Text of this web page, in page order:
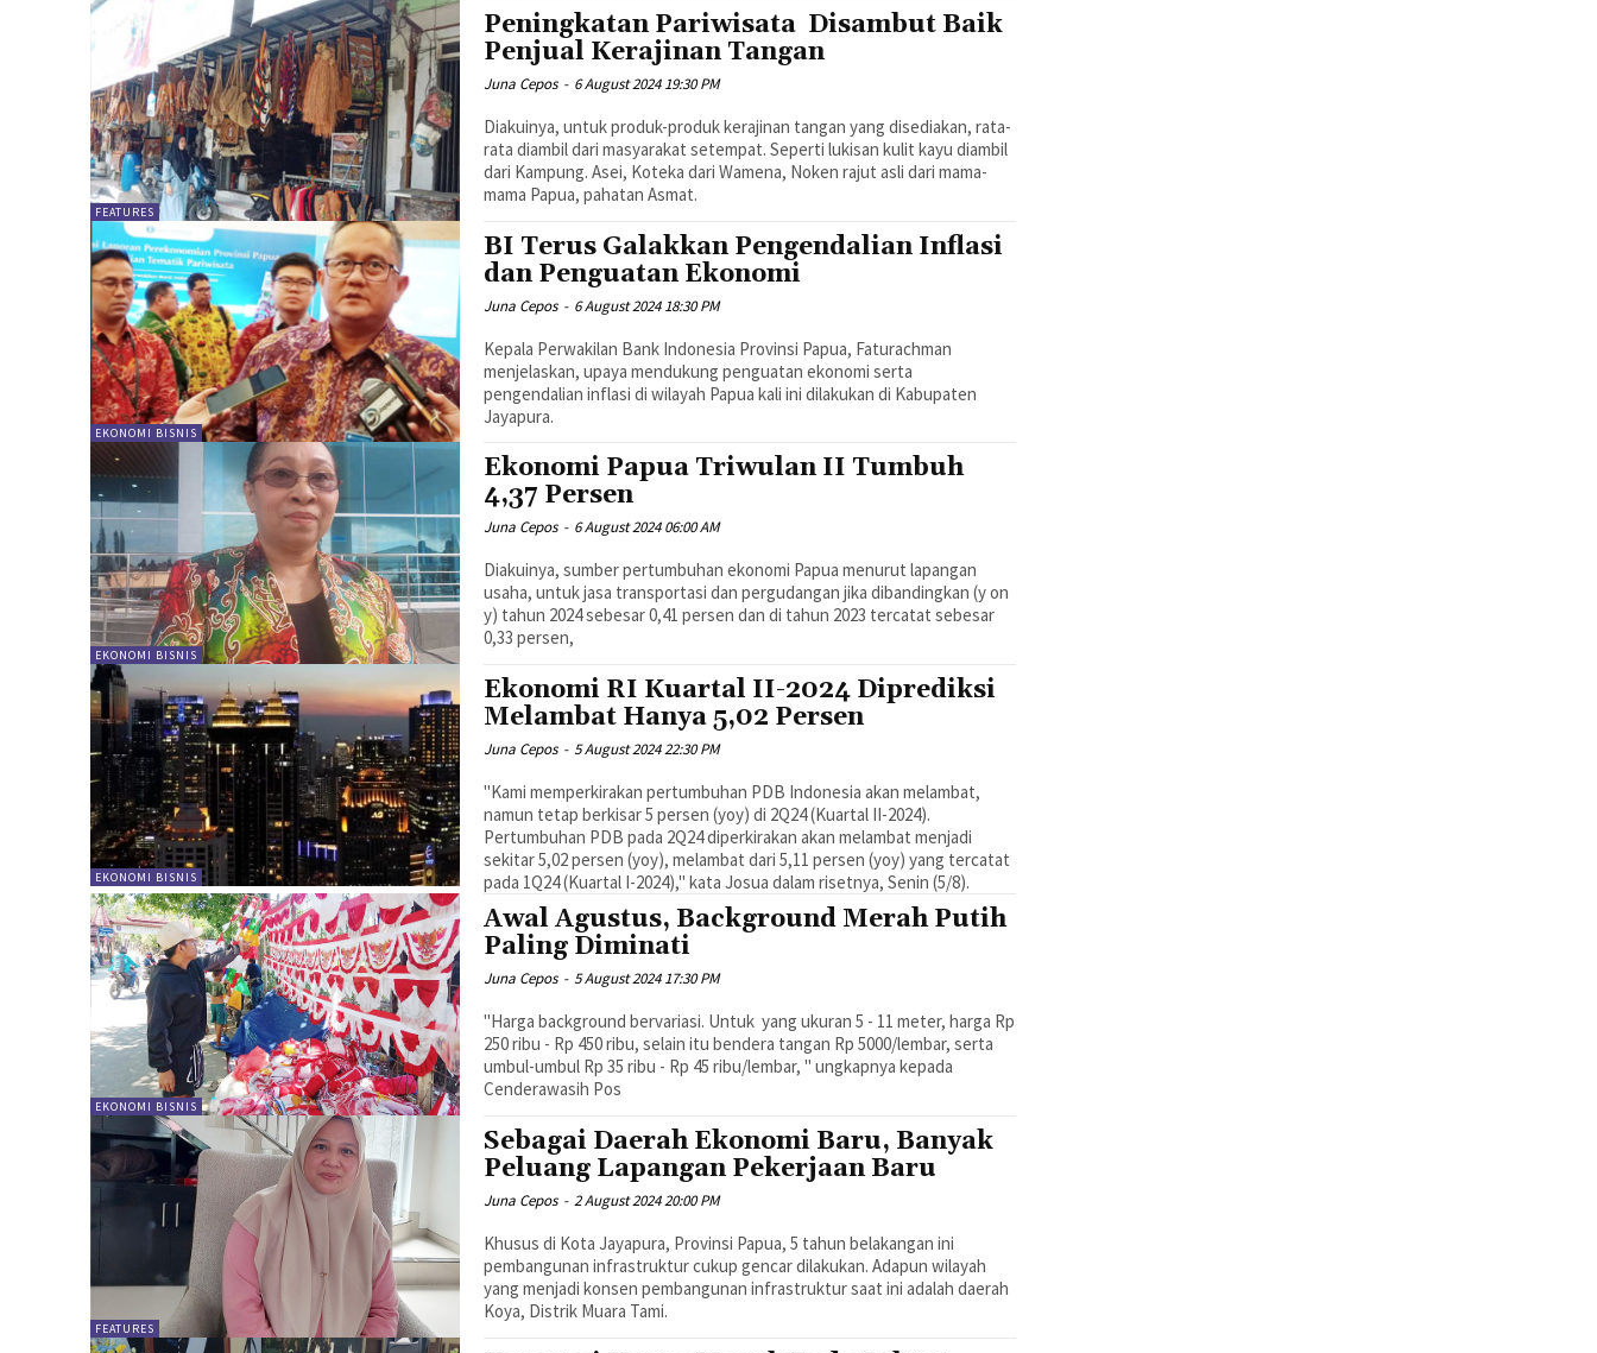
FEATURES
Peningkatan Pariwisata Disambut Baik
Penjual Kerajinan Tangan
Juna Cepos - 6 August 2024 19:30 PM
Diakuinya, untuk produk-produk kerajinan tangan yang disediakan, rata-
rata diambil dari masyarakat setempat. Seperti lukisan kulit kayu diambil
dari Kampung. Asei, Koteka dari Wamena, Noken rajut asli dari mama-
mama Papua, pahatan Asmat.
EKONOMI BISNIS
BI Terus Galakkan Pengendalian Inflasi
dan Penguatan Ekonomi
Juna Cepos - 6 August 2024 18:30 PM
Kepala Perwakilan Bank Indonesia Provinsi Papua, Faturachman
menjelaskan, upaya mendukung penguatan ekonomi serta
pengendalian inflasi di wilayah Papua kali ini dilakukan di Kabupaten
Jayapura.
EKONOMI BISNIS
Ekonomi Papua Triwulan II Tumbuh
4,37 Persen
Juna Cepos - 6 August 2024 06:00 AM
Diakuinya, sumber pertumbuhan ekonomi Papua menurut lapangan
usaha, untuk jasa transportasi dan pergudangan jika dibandingkan (y on
y) tahun 2024 sebesar 0,41 persen dan di tahun 2023 tercatat sebesar
0,33 persen,
EKONOMI BISNIS
Ekonomi RI Kuartal II-2024 Diprediksi
Melambat Hanya 5,02 Persen
Juna Cepos - 5 August 2024 22:30 PM
"Kami memperkirakan pertumbuhan PDB Indonesia akan melambat,
namun tetap berkisar 5 persen (yoy) di 2Q24 (Kuartal II-2024).
Pertumbuhan PDB pada 2Q24 diperkirakan akan melambat menjadi
sekitar 5,02 persen (yoy), melambat dari 5,11 persen (yoy) yang tercatat
pada 1Q24 (Kuartal I-2024)," kata Josua dalam risetnya, Senin (5/8).
EKONOMI BISNIS
Awal Agustus, Background Merah Putih
Paling Diminati
Juna Cepos - 5 August 2024 17:30 PM
"Harga background bervariasi. Untuk yang ukuran 5 - 11 meter, harga Rp
250 ribu - Rp 450 ribu, selain itu bendera tangan Rp 5000/lembar, serta
umbul-umbul Rp 35 ribu - Rp 45 ribu/lembar, " ungkapnya kepada
Cenderawasih Pos
FEATURES
Sebagai Daerah Ekonomi Baru, Banyak
Peluang Lapangan Pekerjaan Baru
Juna Cepos - 2 August 2024 20:00 PM
Khusus di Kota Jayapura, Provinsi Papua, 5 tahun belakangan ini
pembangunan infrastruktur cukup gencar dilakukan. Adapun wilayah
yang menjadi konsen pembangunan infrastruktur saat ini adalah daerah
Koya, Distrik Muara Tami.